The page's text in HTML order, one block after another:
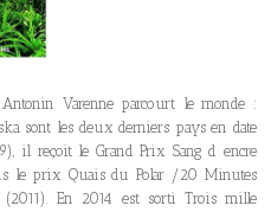
Varenne parcourt le monde :
sont les deux derniers pays en date
il reçoit le Grand Prix Sang d encre
le prix Quais du Polar /20 Minutes
En 2014 est sorti Trois mille